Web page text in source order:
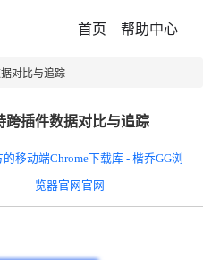
首页 帮助中心
对比与追踪
跨插件数据对比与追踪
的移动端Chrome下载库 - 楷乔GG浏
览器官网官网